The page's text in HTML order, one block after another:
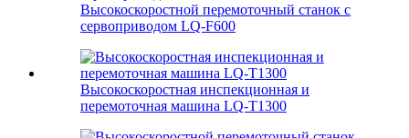
Высокоскоростной перемоточный станок с
сервоприводом LQ-F600
Высокоскоростная инспекционная и
перемоточная машина LQ-T1300